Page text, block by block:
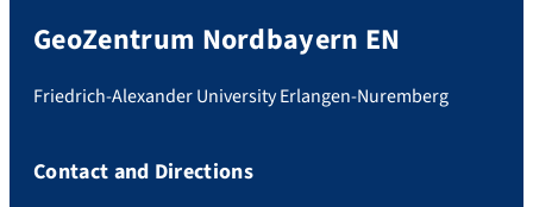
GeoZentrum Nordbayern EN
Friedrich-Alexander University Erlangen-Nuremberg
Contact and Directions